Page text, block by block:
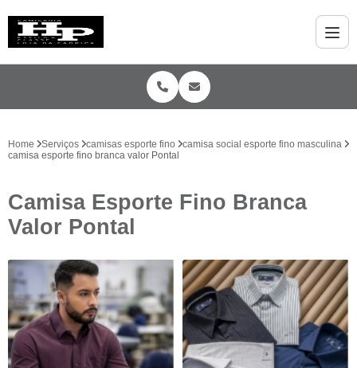
Home Serviços camisas esporte fino
camisa social esporte fino masculina
camisa esporte fino branca valor Pontal
Camisa Esporte Fino Branca
Valor Pontal